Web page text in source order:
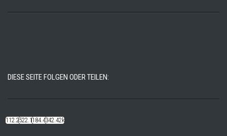
DIESE SEITE FOLGEN ODER TEILEN:
112.22k522.14k184.48k342.42k